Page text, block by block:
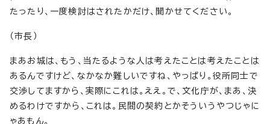
たったり、一度検討はされたかだけ、聞かせてください。
（市長）
まあお城は、もう、当たるような人は考えたことは考えたことは
あるんですけど、なかなか難しいですね、やっぱり。役所同士で
交渉してますから、実際にこれは。ええ。で、文化庁が、まあ、決
めるわけですから、これは。民間の契約とかそういうやつじゃに
ゃあもん。